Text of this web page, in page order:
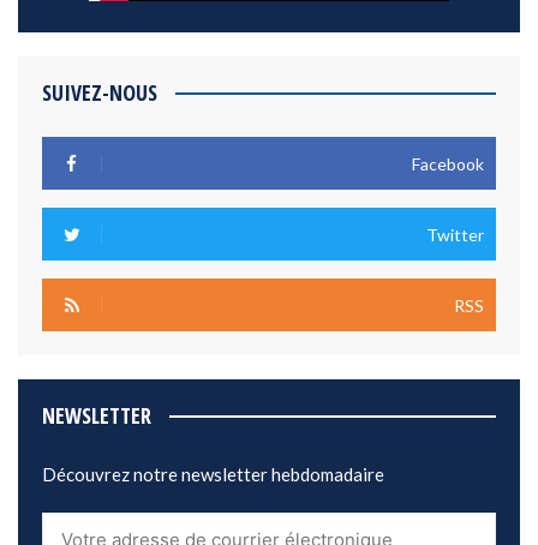
SUIVEZ-NOUS
Facebook
Twitter
RSS
NEWSLETTER
Découvrez notre newsletter hebdomadaire